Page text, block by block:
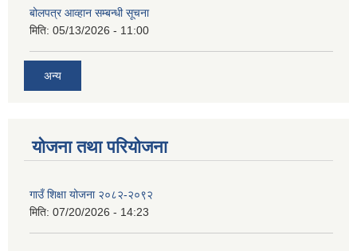
बोलपत्र आव्हान सम्बन्धी सूचना
मिति: 05/13/2026 - 11:00
अन्य
योजना तथा परियोजना
गाउँ शिक्षा योजना २०८२-२०९२
मिति: 07/20/2026 - 14:23